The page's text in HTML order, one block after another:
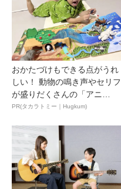
おかたづけもできる点がうれ
しい！ 動物の鳴き声やセリフ
が盛りだくさんの「アニ
ア ...
PR(タカラトミー｜Hugkum)